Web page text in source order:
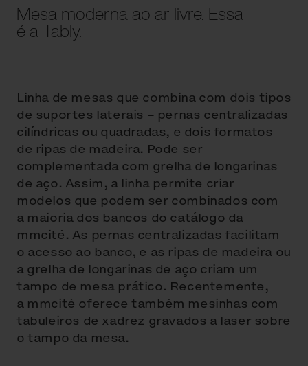
Mesa moderna ao ar livre. Essa
é a Tably.
Linha de mesas que combina com dois tipos
de suportes laterais – pernas centralizadas
cilíndricas ou quadradas, e dois formatos
de ripas de madeira. Pode ser
complementada com grelha de longarinas
de aço. Assim, a linha permite criar
modelos que podem ser combinados com
a maioria dos bancos do catálogo da
mmcité. As pernas centralizadas facilitam
o acesso ao banco, e as ripas de madeira ou
a grelha de longarinas de aço criam um
tampo de mesa prático. Recentemente,
a mmcité oferece também mesinhas com
tabuleiros de xadrez gravados a laser sobre
o tampo da mesa.